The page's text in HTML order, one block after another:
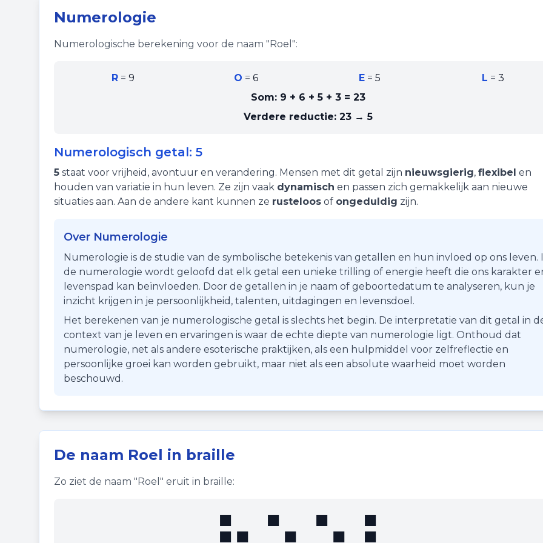
Numerologie
Numerologische berekening voor de naam "Roel ":
R= 9 O =6 E= 5 L = 3
Som: 9 + 6 + 5 + 3= 23
Verdere reductie: 23 → 5
Numerologisch getal: 5
5 staat voor vrijheid , avontuur en verandering. Mensen met dit getal zijn nieuwsgierig, flexibel en
houden van variatie in hun leven. Ze zijn vaak dynamisch en passen zich gemakkelijk aan nieuwe
situaties aan. Aan de andere kant kunnen ze rusteloos of ongeduldig zijn.
Over Numerologie
Numerologie is de studie van de symbolische betekenis van getallen en hun invloed op ons leven.
de numerologie wordt geloofd dat elk getal een unieke trilling of energie heeft die ons karakter
levenspad kan beïnvloeden. Door de getallen in je naam of geboortedatum te analyseren, kun je
inzicht krijgen in je persoonlijkheid, talenten, uitdagingen en levensdoel.
Het berekenen van je numerologische getal is slechts het begin. De interpretatie van dit getal in
context van je leven en ervaringen is waar de echte diepte van numerologie ligt. Onthoud dat
numerologie, net als andere esoterische praktijken, als een hulpmiddel voor zelfreflectie en
persoonlijke groei kan worden gebruikt, maar niet als een absolute waarheid moet worden
beschouwd.
De naam Roel in braille
Zo ziet de naam "Roel " eruit in braille: